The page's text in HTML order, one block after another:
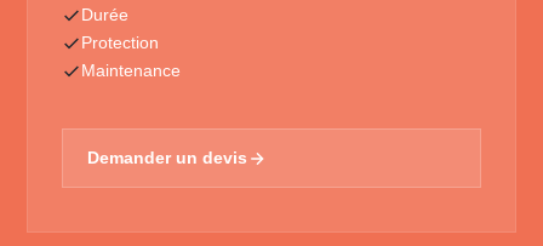
Durée
Protection
Maintenance
Demander un devis